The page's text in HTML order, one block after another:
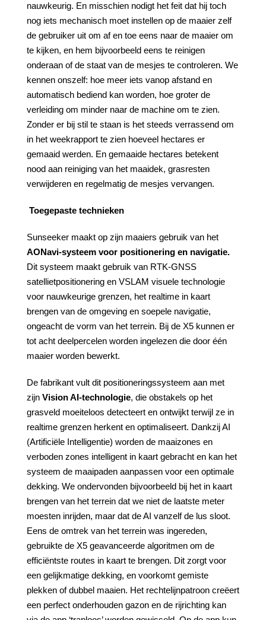
nauwkeurig. En misschien nodigt het feit dat hij toch
nog iets mechanisch moet instellen op de maaier zelf
de gebruiker uit om af en toe eens naar de maaier om
te kijken, en hem bijvoorbeeld eens te reinigen
onderaan of de staat van de mesjes te controleren. We
kennen onszelf: hoe meer iets vanop afstand en
automatisch bediend kan worden, hoe groter de
verleiding om minder naar de machine om te zien.
Zonder er bij stil te staan is het steeds verrassend om
in het weekrapport te zien hoeveel hectares er
gemaaid werden. En gemaaide hectares betekent
nood aan reiniging van het maaidek, grasresten
verwijderen en regelmatig de mesjes vervangen.
Toegepaste technieken
Sunseeker maakt op zijn maaiers gebruik van het
AONavi-systeem voor positionering en navigatie.
Dit systeem maakt gebruik van RTK-GNSS
satellietpositionering en VSLAM visuele technologie
voor nauwkeurige grenzen, het realtime in kaart
brengen van de omgeving en soepele navigatie,
ongeacht de vorm van het terrein. Bij de X5 kunnen er
tot acht deelpercelen worden ingelezen die door één
maaier worden bewerkt.
De fabrikant vult dit positioneringssysteem aan met
zijn VisionAI-technologie, die obstakels op het
grasveld moeiteloos detecteert en ontwijkt terwijl ze in
realtime grenzen herkent en optimaliseert. Dankzij AI
(Artificiële Intelligentie) worden de maaizones en
verboden zones intelligent in kaart gebracht en kan het
systeem de maaipaden aanpassen voor een optimale
dekking. We ondervonden bijvoorbeeld bij het in kaart
brengen van het terrein dat we niet de laatste meter
moesten inrijden, maar dat de AI vanzelf de lus sloot.
Eens de omtrek van het terrein was ingereden,
gebruikte de X5 geavanceerde algoritmen om de
efficiëntste routes in kaart te brengen. Dit zorgt voor
een gelijkmatige dekking, en voorkomt gemiste
plekken of dubbel maaien. Het rechtelijnpatroon creëert
een perfect onderhouden gazon en de rijrichting kan